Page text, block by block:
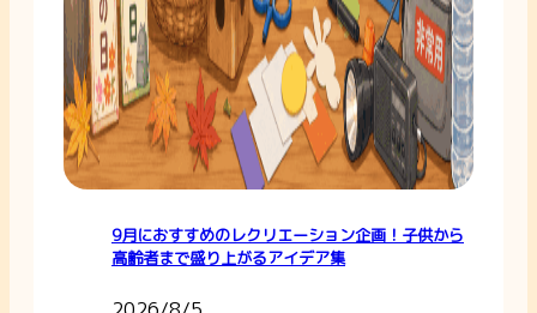
9月におすすめのレクリエーション企画！子供から
高齢者まで盛り上がるアイデア集